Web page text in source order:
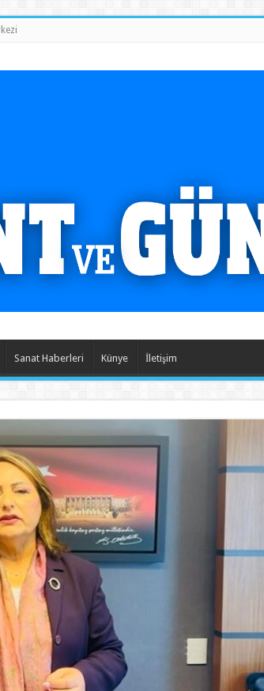
Sanat Haberleri Künye İletişim